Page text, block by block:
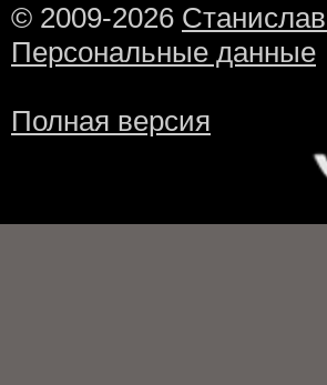
© 2009-2026
Персональные данные
Полная версия